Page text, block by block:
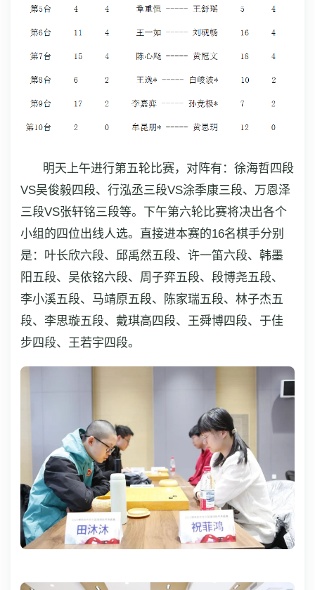
明天上午进行第五轮比赛，对阵有：徐海哲四段
VS吴俊毅四段、行泓丞三段VS涂季康三段、万恩泽
三段VS张轩铭三段等。下午第六轮比赛将决出各个
小组的四位出线人选。直接进本赛的16名棋手分别
是：叶长欣六段、邱禹然五段、许一笛六段、韩墨
阳五段、吴依铭六段、周子弈五段、段博尧五段、
李小溪五段、马靖原五段、陈家瑞五段、林子杰五
段、李思璇五段、戴琪高四段、王舜博四段、于佳
步四段、王若宇四段。